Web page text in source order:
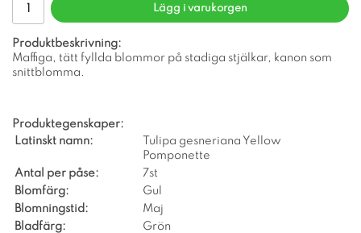
Lägg i varukorgen
Produktbeskrivning:
Maffiga, tätt fyllda blommor på stadiga stjälkar, kanon som
snittblomma.
Produktegenskaper:
Latinskt namn:
Tulipa gesneriana Yellow
Pomponette
Antal per påse:
7st
Blomfärg:
Gul
Blomningstid:
Maj
Bladfärg:
Grön